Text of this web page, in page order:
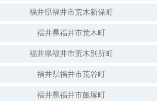
福井県福井市荒木新保町
福井県福井市荒木町
福井県福井市荒木別所町
福井県福井市荒谷町
福井県福井市飯塚町